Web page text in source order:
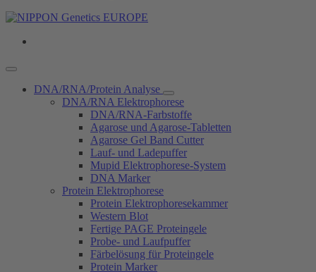
DNA/RNA/Protein Analyse
DNA/RNA Elektrophorese
DNA/RNA-Farbstoffe
Agarose und Agarose-Tabletten
Agarose Gel Band Cutter
Lauf- und Ladepuffer
Mupid Elektrophorese-System
DNA Marker
Protein Elektrophorese
Protein Elektrophoresekammer
Western Blot
Fertige PAGE Proteingele
Probe- und Laufpuffer
Färbelösung für Proteingele
Protein Marker